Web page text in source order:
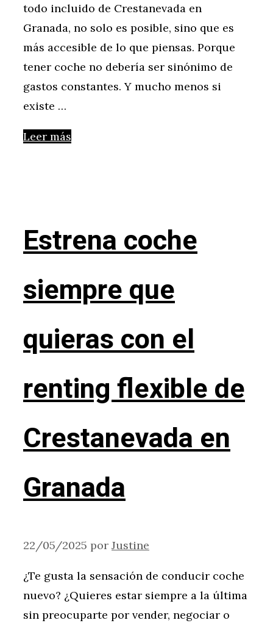
todo incluido de Crestanevada en
Granada, no solo es posible, sino que es
más accesible de lo que piensas. Porque
tener coche no debería ser sinónimo de
gastos constantes. Y mucho menos si
existe …
Leer más
Estrena coche
siempre que
quieras con el
renting flexible de
Crestanevada en
Granada
22/05/2025 por Justine
¿Te gusta la sensación de conducir coche
nuevo? ¿Quieres estar siempre a la última
sin preocuparte por vender, negociar o